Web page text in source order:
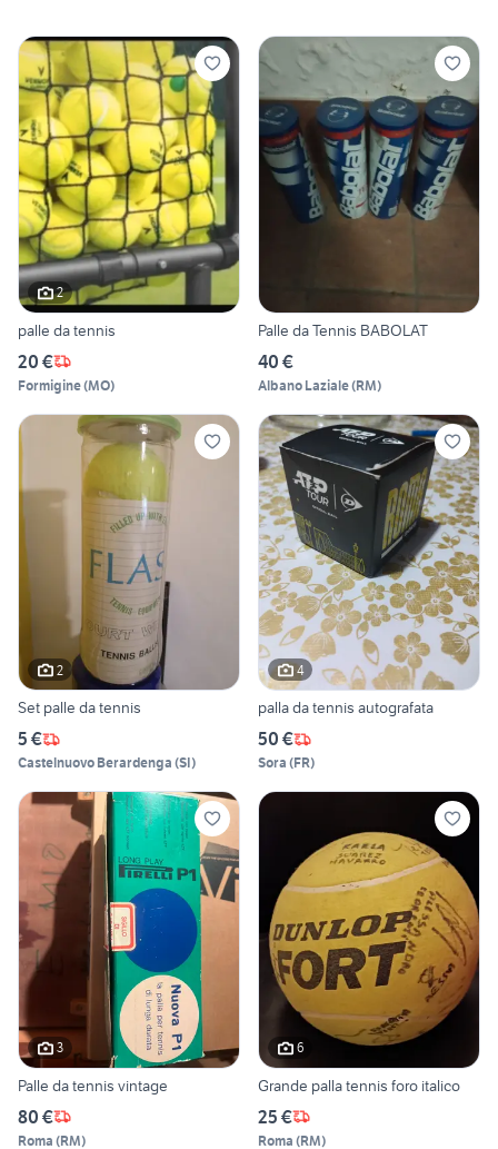
2
palle da tennis
20 €
Formigine(MO)
Palle da Tennis BABOLAT
40 €
Albano Laziale(RM)
2
Set palle da tennis
5 €
Castelnuovo Berardenga (SI)
4
palla da tennis autografata
50 €
Sora (FR)
3
Palle da tennis vintage
80 €
Roma (RM)
6
Grande palla tennis foro italico
25 €
Roma (RM)